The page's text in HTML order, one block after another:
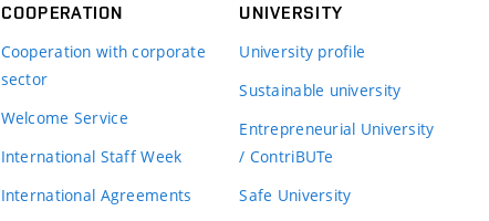
COOPERATION
Cooperation with corporate
sector
Welcome Service
International Staff Week
International Agreements
UNIVERSITY
University profile
Sustainable university
Entrepreneurial University
/ ContriBUTe
Safe University